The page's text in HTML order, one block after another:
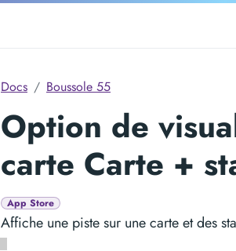
Docs Boussole 55
Option de
carte Carte +
App Store
Affiche une piste sur une carte et des